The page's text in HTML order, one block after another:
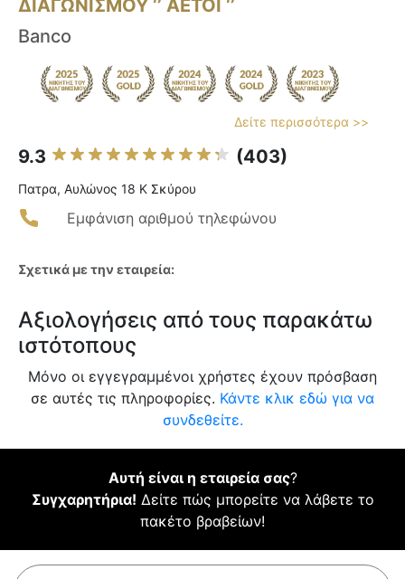
ΔΙΑΓΩΝΙΣΜΟΥ ‘’ ΑΕΤΟΙ ‘’
Banco
Δείτε περισσότερα >>
9.3 (403)
Πατρα, Αυλώνος 18 Κ Σκύρου
Εμφάνιση αριθμού τηλεφώνου
Σχετικά με την εταιρεία:
Αξιολογήσεις από τους παρακάτω
ιστότοπους
Μόνο οι εγγεγραμμένοι χρήστες έχουν πρόσβαση
σε αυτές τις πληροφορίες. Κάντε κλικ εδώ για να
συνδεθείτε.
Αυτή είναι η εταιρεία σας?
Συγχαρητήρια! Δείτε πώς μπορείτε να λάβετε το
πακέτο βραβείων!